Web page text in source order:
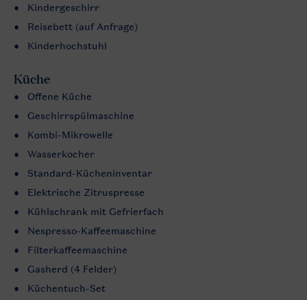
Kindergeschirr
Reisebett (auf Anfrage)
Kinderhochstuhl
Küche
Offene Küche
Geschirrspülmaschine
Kombi-Mikrowelle
Wasserkocher
Standard-Kücheninventar
Elektrische Zitruspresse
Kühlschrank mit Gefrierfach
Nespresso-Kaffeemaschine
Filterkaffeemaschine
Gasherd (4 Felder)
Küchentuch-Set